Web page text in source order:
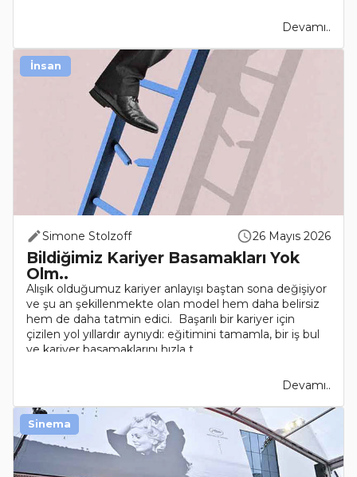
Devamı..
Simone Stolzoff 26 Mayıs 2026
Bildiğimiz Kariyer Basamakları Yok
Olm..
Alışık olduğumuz kariyer anlayışı baştan sona değişiyor
ve şu an şekillenmekte olan model hem daha belirsiz
hem de daha tatmin edici. Başarılı bir kariyer için
çizilen yol yıllardır aynıydı: eğitimini tamamla, bir iş bul
ve kariyer basamaklarını hızla t..
Devamı..
İnsan
Sinema